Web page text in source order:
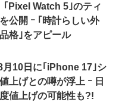
分配｣は廃止
Pixel Watch 5｣のティ
公開 ｰ ｢時計らしい外
格｣をアピール
10日に｢iPhone 17｣シ
上げとの噂が浮上 ｰ 日
値上げの可能性も?!